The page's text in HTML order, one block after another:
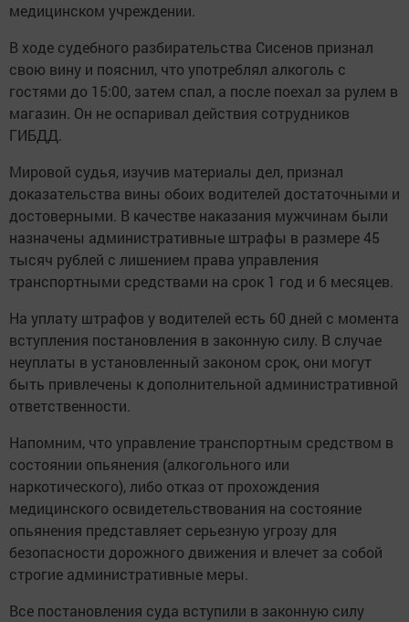
медицинском учреждении.
В ходе судебного разбирательства Сисенов признал
свою вину и пояснил, что употреблял алкоголь с
гостями до 15:00, затем спал, а после поехал за рулем в
магазин. Он не оспаривал действия сотрудников
ГИБДД.
Мировой судья, изучив материалы дел, признал
доказательства вины обоих водителей достаточными и
достоверными. В качестве наказания мужчинам были
назначены административные штрафы в размере 45
тысяч рублей с лишением права управления
транспортными средствами на срок 1 год и 6 месяцев.
На уплату штрафов у водителей есть 60 дней с момента
вступления постановления в законную силу. В случае
неуплаты в установленный законом срок, они могут
быть привлечены к дополнительной административной
ответственности.
Напомним, что управление транспортным средством в
состоянии опьянения (алкогольного или
наркотического), либо отказ от прохождения
медицинского освидетельствования на состояние
опьянения представляет серьезную угрозу для
безопасности дорожного движения и влечет за собой
строгие административные меры.
Все постановления суда вступили в законную силу